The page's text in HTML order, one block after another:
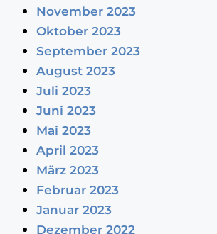
November 2023
Oktober 2023
September 2023
August 2023
Juli 2023
Juni 2023
Mai 2023
April 2023
März 2023
Februar 2023
Januar 2023
Dezember 2022